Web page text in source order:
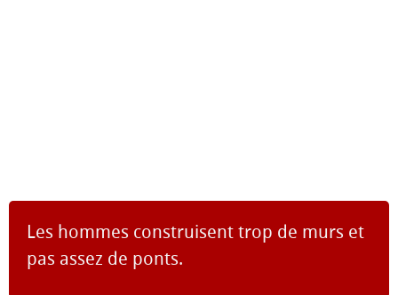
Les hommes construisent trop de murs et
pas assez de ponts.